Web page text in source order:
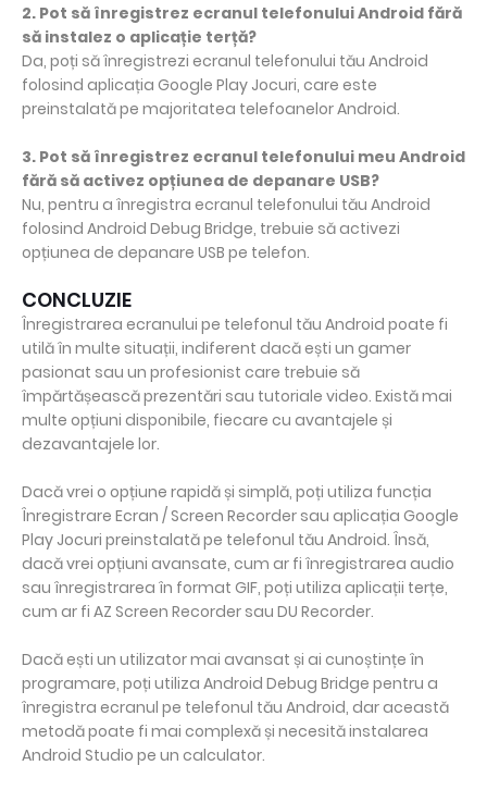
2. Pot să înregistrez ecranul telefonului Android fără
să instalez o aplicație terță?
Da, poți să înregistrezi ecranul telefonului tău Android
folosind aplicația Google Play Jocuri, care este
preinstalată pe majoritatea telefoanelor Android.
3. Pot să înregistrez ecranul telefonului meu Android
fără să activez opțiunea de depanare USB?
Nu, pentru a înregistra ecranul telefonului tău Android
folosind Android Debug Bridge, trebuie să activezi
opțiunea de depanare USB pe telefon.
CONCLUZIE
Înregistrarea ecranului pe telefonul tău Android poate fi
utilă în multe situații, indiferent dacă ești un gamer
pasionat sau un profesionist care trebuie să
împărtășească prezentări sau tutoriale video. Există mai
multe opțiuni disponibile, fiecare cu avantajele și
dezavantajele lor.
Dacă vrei o opțiune rapidă și simplă, poți utiliza funcția
Înregistrare Ecran / Screen Recorder sau aplicația Google
Play Jocuri preinstalată pe telefonul tău Android. Însă,
dacă vrei opțiuni avansate, cum ar fi înregistrarea audio
sau înregistrarea în format GIF, poți utiliza aplicații terțe,
cum ar fi AZ Screen Recorder sau DU Recorder.
Dacă ești un utilizator mai avansat și ai cunoștințe în
programare, poți utiliza Android Debug Bridge pentru a
înregistra ecranul pe telefonul tău Android, dar această
metodă poate fi mai complexă și necesită instalarea
Android Studio pe un calculator.